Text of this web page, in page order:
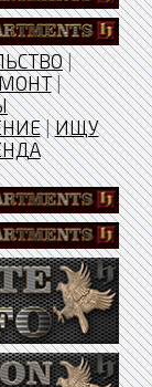
|
|
|ИЩУ